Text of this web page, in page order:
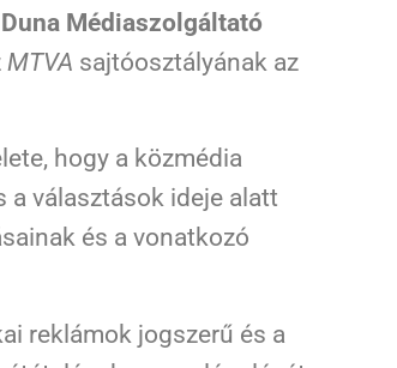
Duna Médiaszolgáltató
MTVA sajtóosztályának az
hogy a közmédia
a választások ideje alatt
és a vonatkozó
reklámok jogszerű és a